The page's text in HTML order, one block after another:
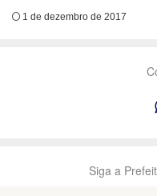
1 de dezembro de 2017
Siga a